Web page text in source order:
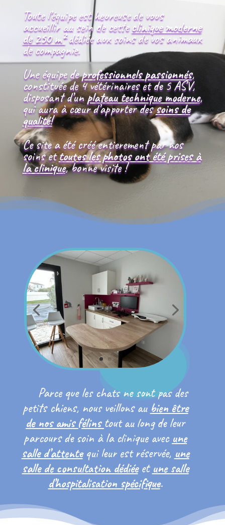
Toute l’équipe est heureuse de vous
accueillir au sein de cetteclinique moderne
de 250 m²dédiée aux soins de vos animaux
de compagnie.
Une équipe deprofessionnels passionnés,
constituée de 4 vétérinaires et de 5 ASV,
disposant d’unplateau technique moderne,
qui aura à cœur d’apporter dessoins de
qualité!
Ce site a été créé entierement par nos
soins ettoutes les photos ont été prises à
la clinique, bonne visite !
Parce que les chats ne sont pas des
petits chiens, nous veillons au bien être
de nos amis félinstout au long de leur
parcours de soin à la clinique avec une
salle d’attentequi leur est réservée, une
salle de consultation dédiéeetune salle
d’hospitalisation spécifique.